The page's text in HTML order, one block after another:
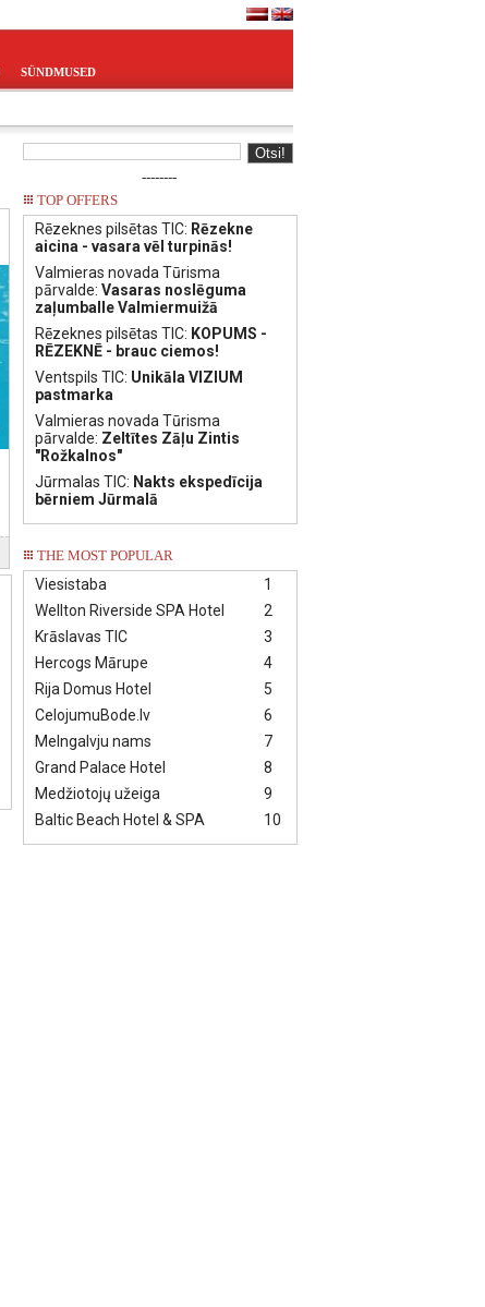
SÜNDMUSED
--------
TOP OFFERS
Rēzeknes pilsētas TIC: Rēzekne
aicina - vasara vēl turpinās!
Valmieras novada Tūrisma
pārvalde: Vasaras noslēguma
zaļumballe Valmiermuižā
Rēzeknes pilsētas TIC: KOPUMS -
RĒZEKNĒ - brauc ciemos!
Ventspils TIC: Unikāla VIZIUM
pastmarka
Valmieras novada Tūrisma
pārvalde: Zeltītes Zāļu Zintis
"Rožkalnos"
Jūrmalas TIC: Nakts ekspedīcija
bērniem Jūrmalā
THE MOST POPULAR
1
Viesistaba
2
Wellton Riverside SPA Hotel
3
Krāslavas TIC
4
Hercogs Mārupe
5
Rija Domus Hotel
6
CelojumuBode.lv
7
Melngalvju nams
8
Grand Palace Hotel
9
Medžiotojų užeiga
10
Baltic Beach Hotel & SPA